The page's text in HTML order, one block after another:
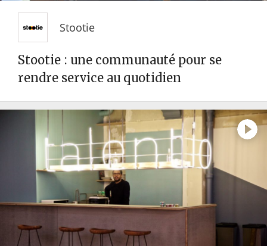
Stootie
Stootie : une communauté pour se
rendre service au quotidien